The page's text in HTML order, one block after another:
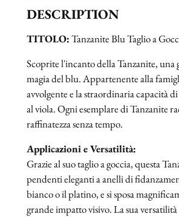
DESCRIPTION
TITOLO:Tanzanite Blu Taglio a
Scoprite l'incanto della Tanzanite,
magia del blu. Appartenente alla
avvolgente e la straordinaria capacità
al viola. Ogni esemplare di Tanzanite
raffinatezza senza tempo.
Applicazioni e Versatilità:
Grazie al suo taglio a goccia, questa
pendenti eleganti a anelli di
bianco o il platino, e si sposa
grande impatto visivo. La sua